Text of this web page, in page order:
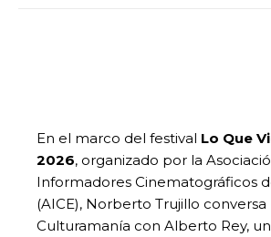
En el marco del festival Lo Que
2026, organizado por la
Informadores Cinematográficos
(AICE), Norberto Trujillo conversa
Culturamanía con Alberto Rey,